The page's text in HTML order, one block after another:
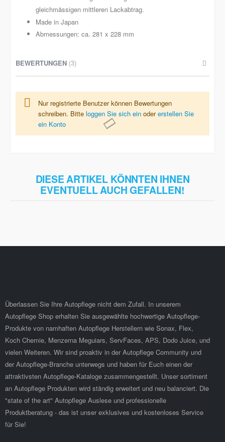
gleichmässigen mittleren Lackabtrag.
Made in Japan
Abmessungen: ca. 281 x 228 mm
BEWERTUNGEN 3
Nur registrierte Benutzer können Bewertungen
schreiben. Bitte loggen Sie sich ein odererstellen Sie
ein Konto
DIESE ARTIKEL KÖNNTEN IHNEN
EVENTUELL AUCH GEFALLEN!
Überlassen Sie Ihre Autopflege nicht dem Zufall. In unserem
Autopflege Shop erhalten Sie ausgewählte hochwertige Autopflege-
Produkte von namhaften Autopflege Herstellern wie Sonax, Flex,
Koch Chemie, Menzerna Meguiars, ServFaces, APS, Dodo Juice, und
vielen Weiteren. Wir sind proaktiv in der Autopflege Community und
der Autopflege-Branche unterwegs und haben für Euch einen der
attraktivsten Autopflege-Kataloge zusammengestellt. Unser sortiment
an Autopflege Produkten wird ständig erweitert und neu balanciert. Die
"state of the art" Autopflege Auslese und professionelle
Produktberatung - das ist unser exklusives und kostenloses Service
für Sie!